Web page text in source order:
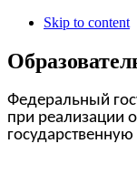
Skip to content
Федеральный
при реализации